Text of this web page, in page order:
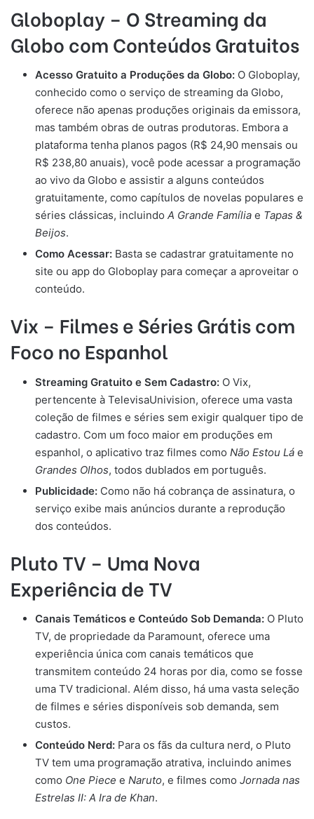
Globoplay – O Streaming da
Globo com Conteúdos Gratuitos
Acesso Gratuito a Produções da Globo: O Globoplay,
conhecido como o serviço de streaming da Globo,
oferece não apenas produções originais da emissora,
mas também obras de outras produtoras. Embora a
plataforma tenha planos pagos (R$ 24,90 mensais ou
R$ 238,80 anuais), você pode acessar a programação
ao vivo da Globo e assistir a alguns conteúdos
gratuitamente, como capítulos de novelas populares e
séries clássicas, incluindo A Grande Família e Tapas &
Beijos.
Como Acessar: Basta se cadastrar gratuitamente no
site ou app do Globoplay para começar a aproveitar o
conteúdo.
Vix – Filmes e Séries Grátis com
Foco no Espanhol
Streaming Gratuito e Sem Cadastro: O Vix,
pertencente à TelevisaUnivision, oferece uma vasta
coleção de filmes e séries sem exigir qualquer tipo de
cadastro. Com um foco maior em produções em
espanhol, o aplicativo traz filmes como Não Estou Lá e
Grandes Olhos, todos dublados em português.
Publicidade: Como não há cobrança de assinatura, o
serviço exibe mais anúncios durante a reprodução
dos conteúdos.
Pluto TV – Uma Nova
Experiência de TV
Canais Temáticos e Conteúdo Sob Demanda: O Pluto
TV, de propriedade da Paramount, oferece uma
experiência única com canais temáticos que
transmitem conteúdo 24 horas por dia, como se fosse
uma TV tradicional. Além disso, há uma vasta seleção
de filmes e séries disponíveis sob demanda, sem
custos.
Conteúdo Nerd: Para os fãs da cultura nerd, o Pluto
TV tem uma programação atrativa, incluindo animes
como One Piece e Naruto, e filmes como Jornada nas
Estrelas II: A Ira de Khan.